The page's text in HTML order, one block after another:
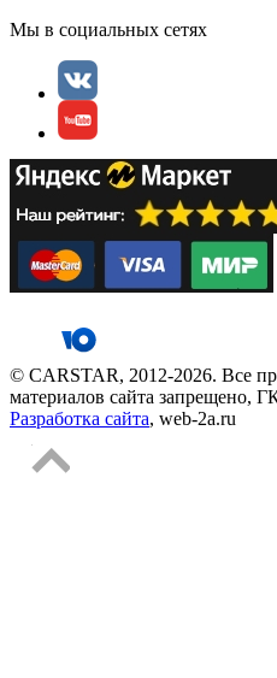
Мы в социальных сетях
© CARSTAR, 2012-2026. Все
материалов сайта запрещено,
Разработка сайта, web-2a.ru